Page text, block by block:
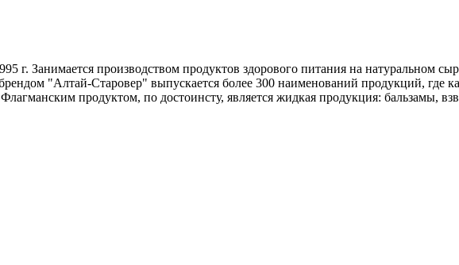
Занимается производством продуктов здорового питания на натуральном
"Алтай-Старовер" выпускается более 300 наименований продукций, где
продуктом, по достоинсту, является жидкая продукция: бальзамы,